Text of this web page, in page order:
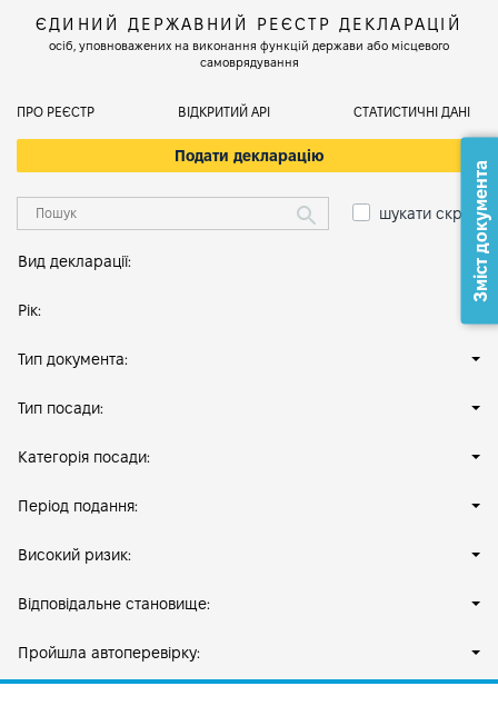
ЄДИНИЙ ДЕРЖАВНИЙ РЕЄСТР ДЕКЛАРАЦІЙ
осіб, уповноважених на виконання функцій держави або місцевого
самоврядування
ПРО РЕЄСТР ВІДКРИТИЙ АРІ СТАТИСТИЧНІ ДАНІ
Подати декларацію
шукати скрізь
Вид декларації:
Рік:
Тип документа:
Тип посади:
Категорія посади:
Період подання:
Високий ризик:
Відповідальне становище:
Пройшла автоперевірку:
Зміст документа